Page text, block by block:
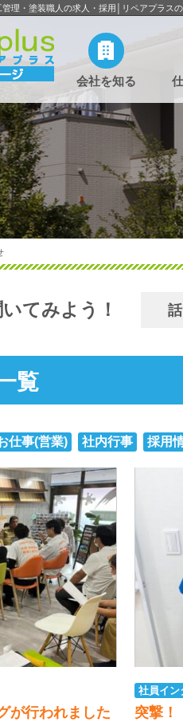
理・塗装職人の求人・採用│リペアプラス
会社を知る
てみよう！
覧
仕事(営業) 社内行事 採用
が行われました
社員イン
突撃！